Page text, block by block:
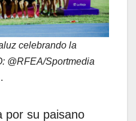
celebrando la
@RFEA/Sportmedia
.
por su paisano